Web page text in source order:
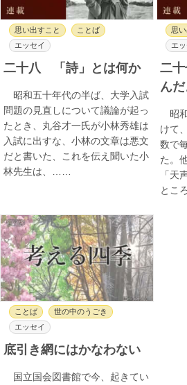
思い出すこと
ことば
エッセイ
二十八 「詩」とは何か
昭和五十年代の半ば、大学入試
問題の見直しについて議論が起っ
たとき、丸谷才一氏が小林秀雄は
入試に出すな、小林の文章は悪文
だと書いた、これを伝え聞いた小
林先生は、……
思
エ
二
んだ
昭
けて
数で
た。
「天
とこ
ことば
世の中のうごき
エッセイ
底引き網にはかなわない
国立国会図書館で今、起きてい